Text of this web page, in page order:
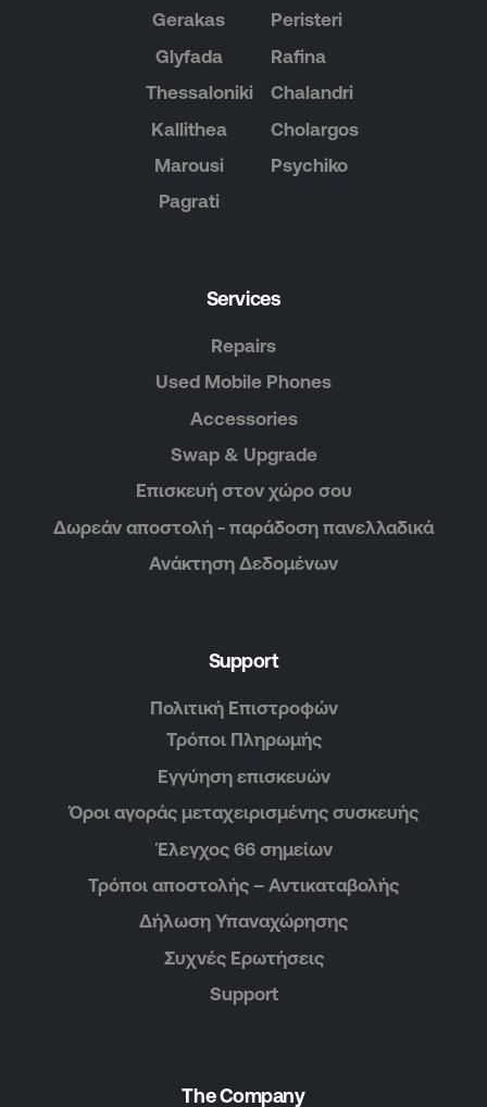
Gerakas
Glyfada
Thessaloniki
Kallithea
Marousi
Pagrati
Peristeri
Rafina
Chalandri
Cholargos
Psychiko
Services
Repairs
Used Mobile Phones
Accessories
Swap & Upgrade
Επισκευή στον χώρο σου
Δωρεάν αποστολή - παράδοση πανελλαδικά
Ανάκτηση Δεδομένων
Support
Πολιτική Επιστροφών
Τρόποι Πληρωμής
Εγγύηση επισκευών
Όροι αγοράς μεταχειρισμένης συσκευής
Έλεγχος 66 σημείων
Τρόποι αποστολής – Αντικαταβολής
Δήλωση Υπαναχώρησης
Συχνές Ερωτήσεις
Support
The Company